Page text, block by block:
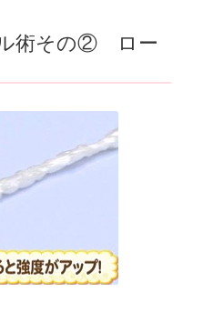
術その② ロー